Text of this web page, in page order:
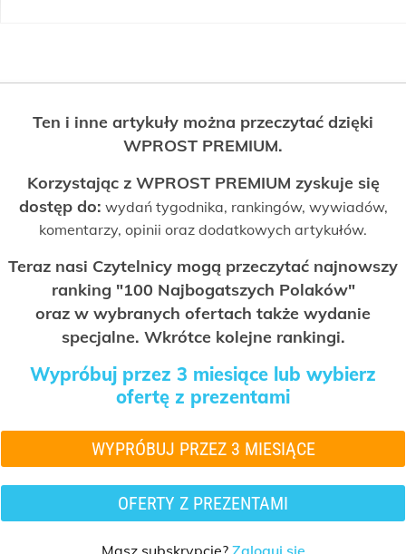
Ten i inne artykuły można przeczytać dzięki
WPROST PREMIUM.
Korzystając z WPROST PREMIUM zyskuje się
dostęp do: wydań tygodnika, rankingów, wywiadów,
komentarzy, opinii oraz dodatkowych artykułów.
Teraz nasi Czytelnicy mogą przeczytać najnowszy
ranking "100 Najbogatszych Polaków"
oraz w wybranych ofertach także wydanie
specjalne. Wkrótce kolejne rankingi.
Wypróbuj przez 3 miesiące lub wybierz
ofertę z prezentami
WYPRÓBUJ PRZEZ 3 MIESIĄCE
OFERTY Z PREZENTAMI